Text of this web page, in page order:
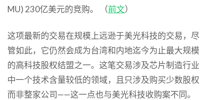
MU) 230亿美元的竞购。 （前文）
这项最新的交易在规模上远逊于美光科技的交易，尽
管如此，它仍然会成为台湾和内地迄今为止最大规模
的高科技股权结盟之一。这笔交易涉及芯片制造行业
中一个技术含量较低的领域，且只涉及购买少数股权
而非整家公司——这一点也与美光科技收购案不同。